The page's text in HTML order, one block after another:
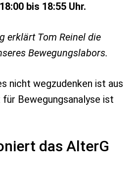
bis 18:55 Uhr.
erklärt Tom Reinel die
Bewegungslabors.
nicht wegzudenken ist aus
Bewegungsanalyse ist
das AlterG